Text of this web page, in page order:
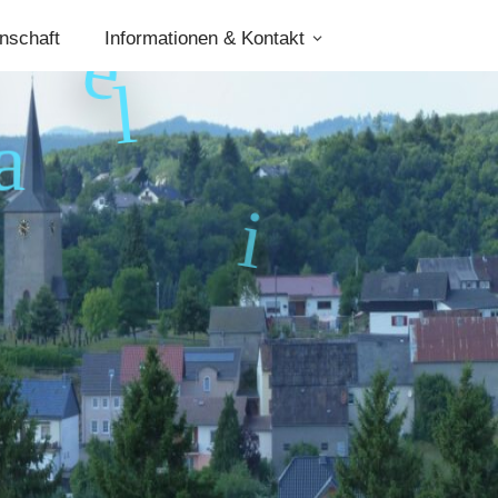
Informationen & Kontakt
n
e if
el